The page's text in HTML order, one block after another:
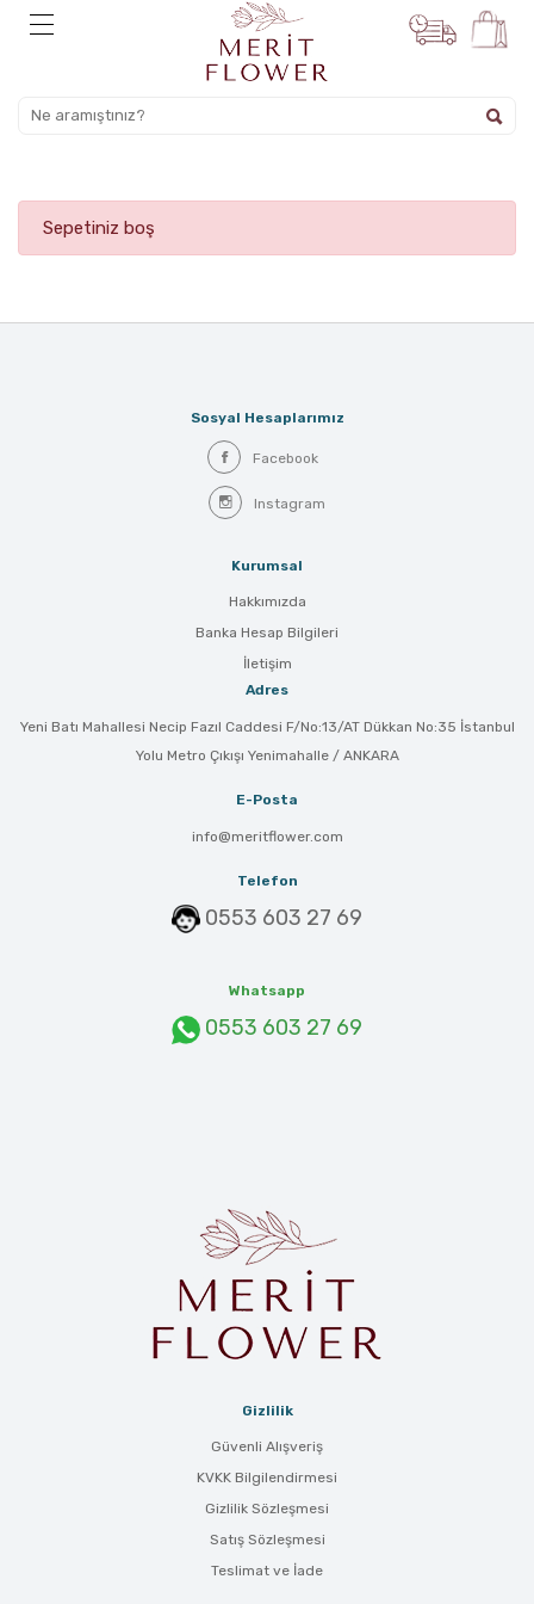
Sepetiniz boş
Sosyal Hesaplarımız
Facebook
Instagram
Kurumsal
Hakkımızda
Banka Hesap Bilgileri
İletişim
Adres
Yeni Batı Mahallesi Necip Fazıl Caddesi F/No:13/AT Dükkan No:35 İstanbul
Yolu Metro Çıkışı Yenimahalle / ANKARA
E-Posta
info@meritflower.com
Telefon
0553 603 27 69
Whatsapp
0553 603 27 69
Gizlilik
Güvenli Alışveriş
KVKK Bilgilendirmesi
Gizlilik Sözleşmesi
Satış Sözleşmesi
Teslimat ve İade